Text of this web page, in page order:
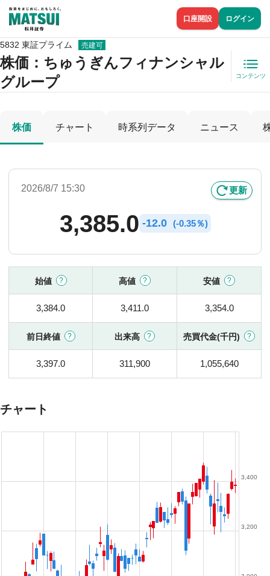
口座開設 ログイン
5832 東証プライム 売建可
株価 ：ちゅうぎんフィナンシャル
グループ
コンテンツ
株価 チャート 時系列データ ニュース
2026/8/7 15:30 更新
3,385.0 -12.0 (-0.35％)
始値 高値 安値
3,384.0 3,411.0 3,354.0
前日終値 出来高 売買代金(千円)
3,397.0 311,900 1,055,640
チャート
3,200
3,400